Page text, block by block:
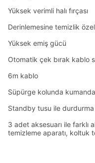
Yüksek verimli halı fırçası
Derinlemesine temizlik
Yüksek emiş gücü
Otomatik çek bırak kablo
6m kablo
Süpürge kolunda
Standby tusu ile
3 adet aksesuarı ile farklı
temizleme aparatı, koltuk